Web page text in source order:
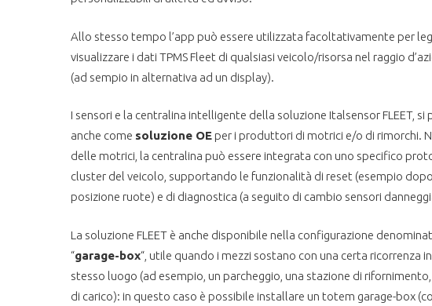
Allo stesso tempo l’app può essere utilizzata facoltativamente per
visualizzare i dati TPMS Fleet di qualsiasi veicolo/risorsa nel raggio
(ad sempio in alternativa ad un display).
I sensori e la centralina intelligente della soluzione Italsensor FLEET, si
anche come soluzione OEper i produttori di motrici e/o di rimorchi.
delle motrici, la centralina può essere integrata con uno specifico
cluster del veicolo, supportando le funzionalità di reset (esempio
posizione ruote) e di diagnostica (a seguito di cambio sensori
La soluzione FLEET è anche disponibile nella configurazione
“garage-box“, utile quando i mezzi sostano con una certa ricorrenza
stesso luogo (ad esempio, un parcheggio, una stazione di
di carico): in questo caso è possibile installare un totem garage-box